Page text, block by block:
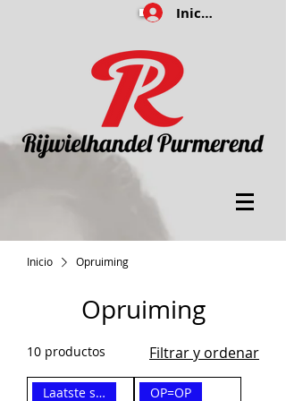
Iniciar sesión
Inicio Opruiming
Opruiming
10 productos Filtrar y ordenar
Laatste showmodellen OP=OP